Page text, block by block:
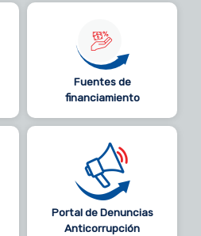
Fuentes de
financiamiento
Portal de Denuncias
Anticorrupción